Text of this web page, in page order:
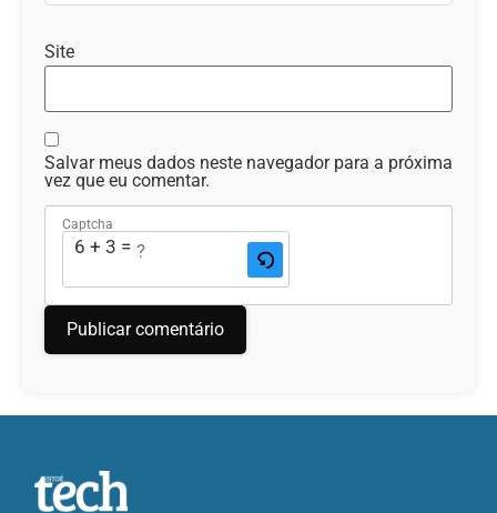
Site
Salvar meus dados neste navegador para a próxima
vez que eu comentar.
Captcha
6 + 3 = ?